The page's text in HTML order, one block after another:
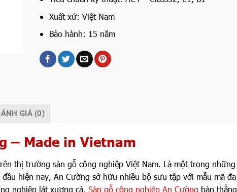
Xuất xứ: Việt Nam
Bảo hành: 15 năm
GIÁ (0)
– Made in Vietnam
thị trường sàn gỗ công nghiệp Việt Nam. Là một trong những
hiện nay, An Cường sở hữu nhiều bộ sưu tập với mẫu mã đa
nghiệp lát xương cá. Sàn gỗ công nghiệp An Cường bản thẳng